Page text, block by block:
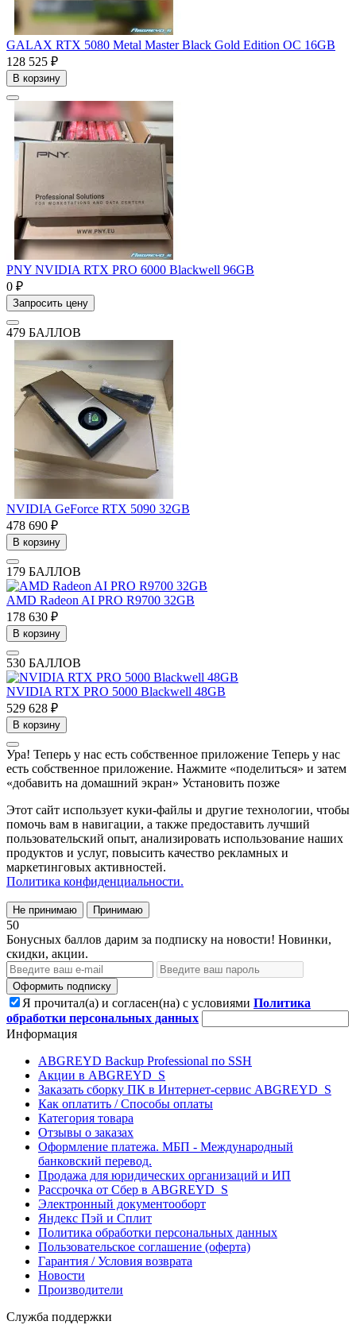
GALAX RTX 5080 Metal Master Black Gold Edition OC 16GB
128 525 ₽
В корзину
PNY NVIDIA RTX PRO 6000 Blackwell 96GB
0 ₽
Запросить цену
479 БАЛЛОВ
NVIDIA GeForce RTX 5090 32GB
478 690 ₽
В корзину
179 БАЛЛОВ
AMD Radeon AI PRO R9700 32GB
178 630 ₽
В корзину
530 БАЛЛОВ
NVIDIA RTX PRO 5000 Blackwell 48GB
529 628 ₽
В корзину
Ура! Теперь у нас есть собственное приложение Теперь у нас
есть собственное приложение. Нажмите «поделиться» и затем
«добавить на домашний экран» Установить позже
Этот сайт использует куки-файлы и другие технологии, чтобы
помочь вам в навигации, а также предоставить лучший
пользовательский опыт, анализировать использование наших
продуктов и услуг, повысить качество рекламных и
маркетинговых активностей.
Политика конфиденциальности.
Не принимаю Принимаю
50
Бонусных баллов дарим за подписку на новости! Новинки,
скидки, акции.
Оформить подписку
Я прочитал(а) и согласен(на) с условиями Политика
обработки персональных данных
Информация
ABGREYD Backup Professional по SSH
Акции в ABGREYD_S
Заказать сборку ПК в Интернет-сервис ABGREYD_S
Как оплатить / Способы оплаты
Категория товара
Отзывы о заказах
Оформление платежа. МБП - Международный
банковский перевод.
Продажа для юридических организаций и ИП
Рассрочка от Сбер в ABGREYD_S
Электронный документооборт
Яндекс Пэй и Сплит
Политика обработки персональных данных
Пользовательское соглашение (оферта)
Гарантия / Условия возврата
Новости
Производители
Служба поддержки